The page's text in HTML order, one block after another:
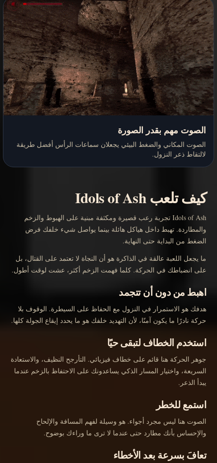
الصوت مهم بقدر الصورة
الصوت المكاني والضغط البيئي يجعلان سماعات الرأس أفضل طريقة
لالتقاط ذعر النزول.
كيف تلعب Idols of Ash
Idols of Ash تجربة رعب قصيرة ومكثفة مبنية على الهبوط والزخم
والمطاردة. تهبط داخل هياكل هائلة بينما يواصل شيء خلفك فرض
الضغط من البداية حتى النهاية.
ما يجعل اللعبة عالقة في الذاكرة هو أن النجاة لا تعتمد على القتال، بل
على انضباطك في الحركة. كلما فهمت الزخم أكثر، عشت لوقت أطول.
اهبط من دون أن تتجمد
هدفك هو الاستمرار في النزول مع الحفاظ على السيطرة. الوقوف بلا
حركة نادرًا ما يكون آمنًا، لأن التهديد خلفك هو ما يحدد إيقاع الجولة كلها.
استخدم الخطاف لتبقى حيًا
جوهر الحركة هنا قائم على خطاف فيزيائي. التأرجح النظيف، والاستعادة
السريعة، واختيار المسار الذكي يساعدونك على الاحتفاظ بالزخم عندما
يبدأ الذعر.
استمع للخطر
الصوت هنا ليس مجرد أجواء. هو وسيلة لفهم المسافة والإلحاح
والإحساس بأنك مطارد حتى عندما لا ترى ما وراءك بوضوح.
تعافَ بسرعة بعد الأخطاء